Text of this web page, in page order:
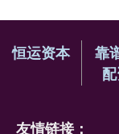
恒运资本
靠
友情链接：